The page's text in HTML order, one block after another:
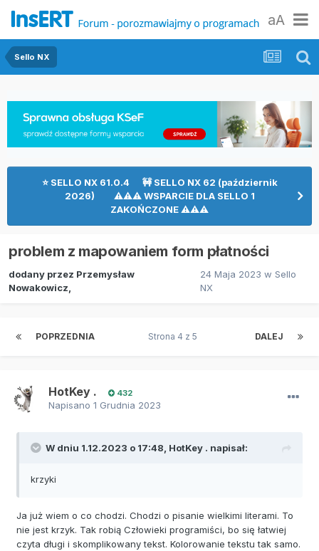
aA
Sello NX
⭐ SELLO NX 61.0.4 🚧 SELLO NX 62 (październik
2026) ⚠⚠⚠ WSPARCIE DLA SELLO 1
ZAKOŃCZONE ⚠⚠⚠
problem z mapowaniem form płatności
dodany przez Przemysław
Nowakowicz
24 Maja 2023 wSello
NX
POPRZEDNIA DALEJ
Strona 4 z 5
HotKey . 432
Napisano 1 Grudnia 2023
W dniu 1.12.2023 o 17:48, HotKey . napisał:
krzyki
Ja już wiem o co chodzi. Chodzi o pisanie wielkimi literami. To
nie jest krzyk. Tak robią Człowieki programiści, bo się łatwiej
czyta długi i skomplikowany tekst. Kolorowanie tekstu tak samo.